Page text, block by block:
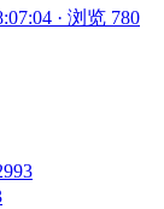
· 浏览 780